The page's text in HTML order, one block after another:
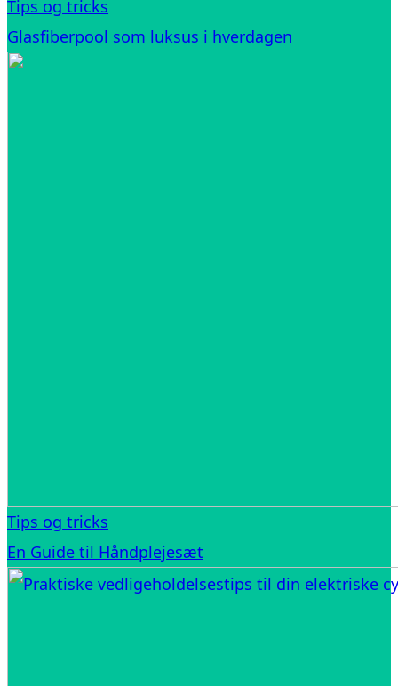
Tips og tricks
Glasfiberpool som luksus i hverdagen
Tips og tricks
En Guide til Håndplejesæt